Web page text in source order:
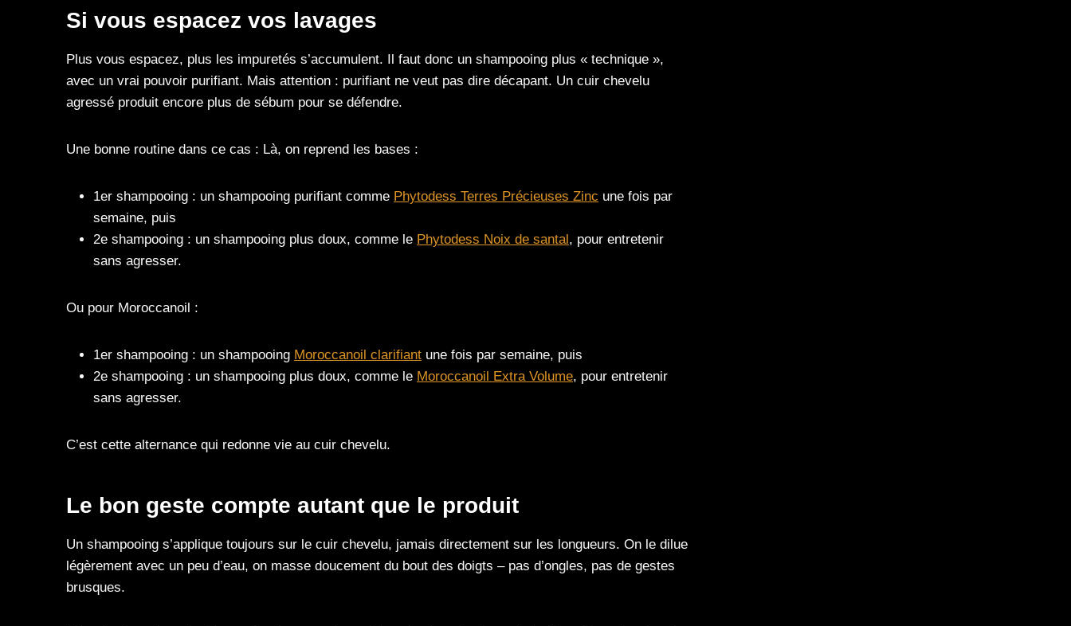
Si vous espacez vos lavages
Plus vous espacez, plus les impuretés s’accumulent. Il faut donc un shampooing plus « technique »,
avec un vrai pouvoir purifiant. Mais attention : purifiant ne veut pas dire décapant. Un cuir chevelu
agressé produit encore plus de sébum pour se défendre.
Une bonne routine dans ce cas : Là, on reprend les bases :
1er shampooing : un shampooing purifiant comme Phytodess Terres Précieuses Zinc une fois par
semaine, puis
2e shampooing : un shampooing plus doux, comme le Phytodess Noix de santal, pour entretenir
sans agresser.
Ou pour Moroccanoil :
1er shampooing : un shampooing Moroccanoil clarifiant une fois par semaine, puis
2e shampooing : un shampooing plus doux, comme le Moroccanoil Extra Volume, pour entretenir
sans agresser.
C’est cette alternance qui redonne vie au cuir chevelu.
Le bon geste compte autant que le produit
Un shampooing s’applique toujours sur le cuir chevelu, jamais directement sur les longueurs. On le dilue
légèrement avec un peu d’eau, on masse doucement du bout des doigts – pas d’ongles, pas de gestes
brusques.